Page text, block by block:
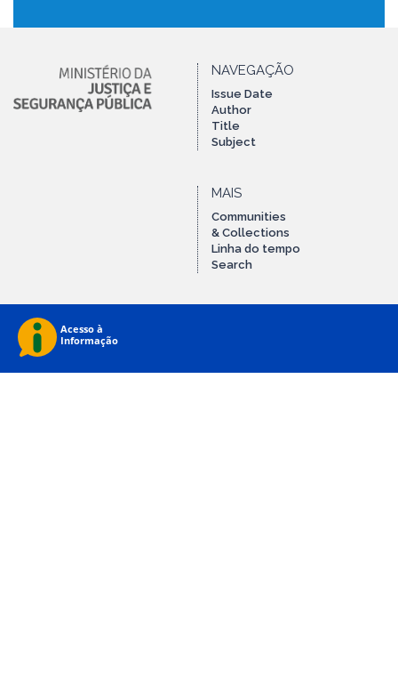
NAVEGAÇÃO
Issue Date
Author
Title
Subject
MAIS
Communities
& Collections
Linha do tempo
Search